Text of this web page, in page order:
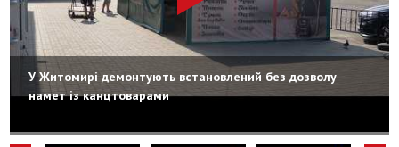
У Житомирі демонтують встановлений без дозволу
намет із канцтоварами